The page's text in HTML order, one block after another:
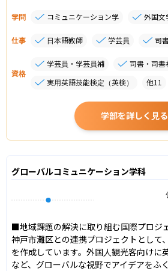
学問 コミュニケーション学 外国文
仕事 日本語教師 学芸員 司
資格
学芸員・学芸員補
司書・司書
実用英語技能検定（英検）
他11
学部を詳しく見る
グローバルコミュニケーション学科
■地域課題の解決に取り組む国際プロジ
神戸市灘区との連携プロジェクトとして
を作成しています。外国人観光客向けに
など、グローバルな視野でアイデアをふ